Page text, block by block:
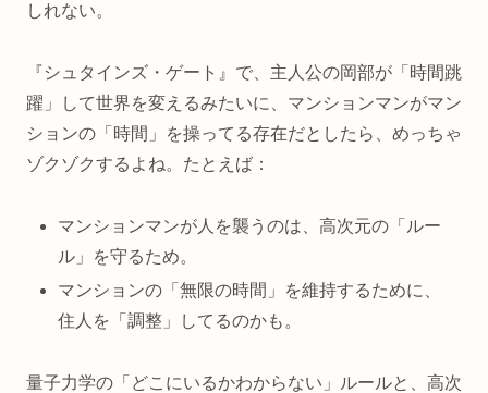
しれない。
『シュタインズ・ゲート』で、主人公の岡部が「時間跳
躍」して世界を変えるみたいに、マンションマンがマン
ションの「時間」を操ってる存在だとしたら、めっちゃ
ゾクゾクするよね。たとえば：
マンションマンが人を襲うのは、高次元の「ルー
ル」を守るため。
マンションの「無限の時間」を維持するために、
住人を「調整」してるのかも。
量子力学の「どこにいるかわからない」ルールと、高次